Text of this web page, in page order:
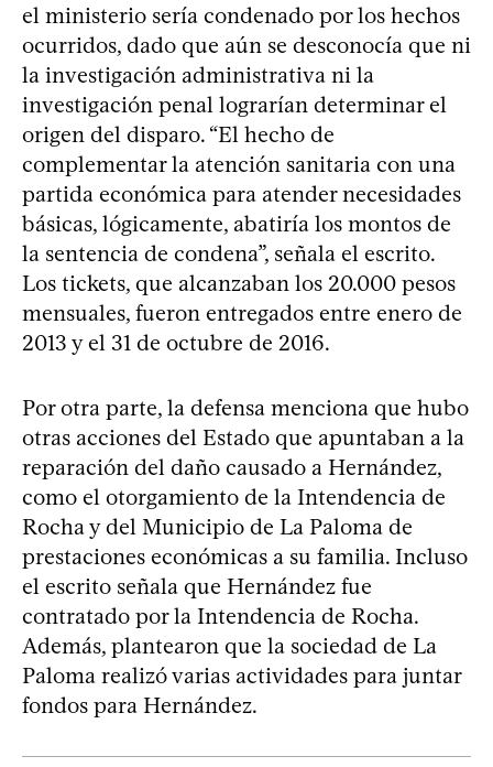
el ministerio sería condenado por los hechos
ocurridos, dado que aún se desconocía que ni
la investigación administrativa ni la
investigación penal lograrían determinar el
origen del disparo. “El hecho de
complementar la atención sanitaria con una
partida económica para atender necesidades
básicas, lógicamente, abatiría los montos de
la sentencia de condena”, señala el escrito.
Los tickets, que alcanzaban los 20.000 pesos
mensuales, fueron entregados entre enero de
2013 y el 31 de octubre de 2016.
Por otra parte, la defensa menciona que hubo
otras acciones del Estado que apuntaban a la
reparación del daño causado a Hernández,
como el otorgamiento de la Intendencia de
Rocha y del Municipio de La Paloma de
prestaciones económicas a su familia. Incluso
el escrito señala que Hernández fue
contratado por la Intendencia de Rocha.
Además, plantearon que la sociedad de La
Paloma realizó varias actividades para juntar
fondos para Hernández.